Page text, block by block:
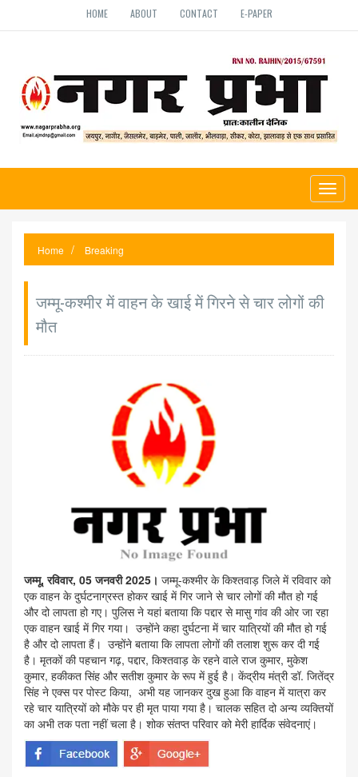
HOME ABOUT CONTACT E-PAPER
Home Breaking
जम्मू-कश्मीर में वाहन के खाई में गिरने से चार लोगों की
मौत
जम्मू, रविवार, 05 जनवरी 2025। जम्मू-कश्मीर के किश्तवाड़ जिले में रविवार को
एक वाहन के दुर्घटनाग्रस्त होकर खाई में गिर जाने से चार लोगों की मौत हो गई
और दो लापता हो गए। पुलिस ने यहां बताया कि पद्दार से मासु गांव की ओर जा रहा
एक वाहन खाई में गिर गया। उन्होंने कहा दुर्घटना में चार यात्रियों की मौत हो गई
है और दो लापता हैं। उन्होंने बताया कि लापता लोगों की तलाश शुरू कर दी गई
है। मृतकों की पहचान गढ़, पद्दार, किश्तवाड़ के रहने वाले राज कुमार, मुकेश
कुमार, हकीकत सिंह और सतीश कुमार के रूप में हुई है। केंद्रीय मंत्री डॉ. जितेंद्र
सिंह ने एक्स पर पोस्ट किया, अभी यह जानकर दुख हुआ कि वाहन में यात्रा कर
रहे चार यात्रियों को मौके पर ही मृत पाया गया है। चालक सहित दो अन्य व्यक्तियों
का अभी तक पता नहीं चला है। शोक संतप्त परिवार को मेरी हार्दिक संवेदनाएं।